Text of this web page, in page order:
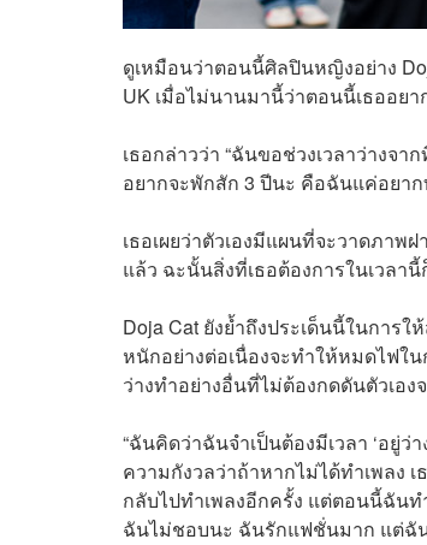
ดูเหมือนว่าตอนนี้ศิลปินหญิงอย่าง
UK เมื่อไม่นานมานี้ว่าตอนนี้เธออย
เธอกล่าวว่า “ฉันขอช่วงเวลาว่างจ
อยากจะพักสัก 3 ปีนะ คือฉันแค่อยาก
เธอเผยว่าตัวเองมีแผนที่จะวาดภา
แล้ว ฉะนั้นสิ่งที่เธอต้องการในเวลา
Doja Cat ยังย้ำถึงประเด็นนี้ในการ
หนักอย่างต่อเนื่องจะทำให้หมดไฟใ
ว่างทำอย่างอื่นที่ไม่ต้องกดดันตัวเอง
“ฉันคิดว่าฉันจำเป็นต้องมีเวลา ‘อยู่ว่
ความกังวลว่าถ้าหากไม่ได้ทำเพลง
กลับไปทำเพลงอีกครั้ง แต่ตอนนี้ฉันท
ฉันไม่ชอบนะ ฉันรักแฟชั่นมาก แต่ฉั